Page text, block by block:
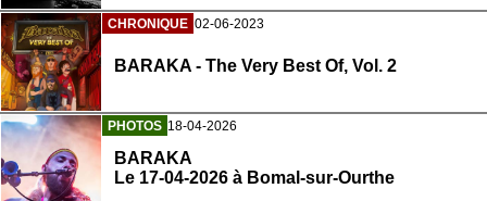
CHRONIQUE 02-06-2023
BARAKA - The Very Best Of, Vol. 2
PHOTOS 18-04-2026
BARAKA
Le 17-04-2026 à Bomal-sur-Ourthe